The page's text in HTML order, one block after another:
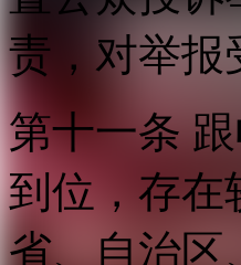
责，对举报
第十一条
到位，存在
省、自治区